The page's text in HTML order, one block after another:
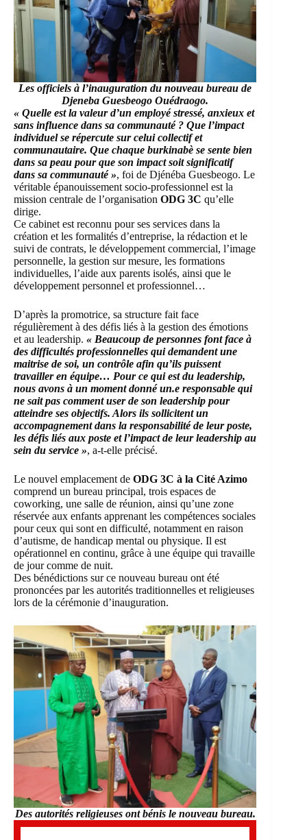
Les officiels à l’inauguration du nouveau bureau de
Djeneba Guesbeogo Ouédraogo.
« Quelle est la valeur d’un employé stressé, anxieux et
sans influence dans sa communauté ? Que l’impact
individuel se répercute sur celui collectif et
communautaire. Que chaque burkinabè se sente bien
dans sa peau pour que son impact soit significatif
dans sa communauté », foi de Djénéba Guesbeogo. Le
véritable épanouissement socio-professionnel est la
mission centrale de l’organisation ODG 3C qu’elle
dirige.
Ce cabinet est reconnu pour ses services dans la
création et les formalités d’entreprise, la rédaction et le
suivi de contrats, le développement commercial, l’image
personnelle, la gestion sur mesure, les formations
individuelles, l’aide aux parents isolés, ainsi que le
développement personnel et professionnel…
D’après la promotrice, sa structure fait face
régulièrement à des défis liés à la gestion des émotions
et au leadership. « Beaucoup de personnes font face à
des difficultés professionnelles qui demandent une
maitrise de soi, un contrôle afin qu’ils puissent
travailler en équipe… Pour ce qui est du leadership,
nous avons à un moment donné un.e responsable qui
ne sait pas comment user de son leadership pour
atteindre ses objectifs. Alors ils sollicitent un
accompagnement dans la responsabilité de leur poste,
les défis liés aux poste et l’impact de leur leadership au
sein du service », a-t-elle précisé.
Le nouvel emplacement de ODG 3C à la Cité Azimo
comprend un bureau principal, trois espaces de
coworking, une salle de réunion, ainsi qu’une zone
réservée aux enfants apprenant les compétences sociales
pour ceux qui sont en difficulté, notamment en raison
d’autisme, de handicap mental ou physique. Il est
opérationnel en continu, grâce à une équipe qui travaille
de jour comme de nuit.
Des bénédictions sur ce nouveau bureau ont été
prononcées par les autorités traditionnelles et religieuses
lors de la cérémonie d’inauguration.
Des autorités religieuses ont bénis le nouveau bureau.